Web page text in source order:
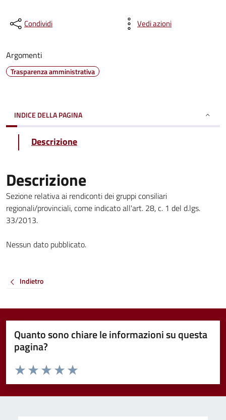
Condividi Vedi azioni
Argomenti
Trasparenza amministrativa
INDICE DELLA PAGINA
Descrizione
Descrizione
Sezione relativa ai rendiconti dei gruppi consiliari
regionali/provinciali, come indicato all'art. 28, c. 1 del d.lgs.
33/2013.
Nessun dato pubblicato.
Indietro
Quanto sono chiare le informazioni su questa
pagina?
Valuta da 1 a 5 stelle la pagina
Valuta 5 stelle su 5
Valuta 4 stelle su 5
Valuta 3 stelle su 5
Valuta 2 stelle su 5
Valuta 1 stelle su 5